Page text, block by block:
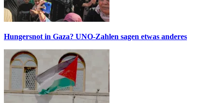
Hungersnot in Gaza? UNO-Zahlen sagen etwas anderes